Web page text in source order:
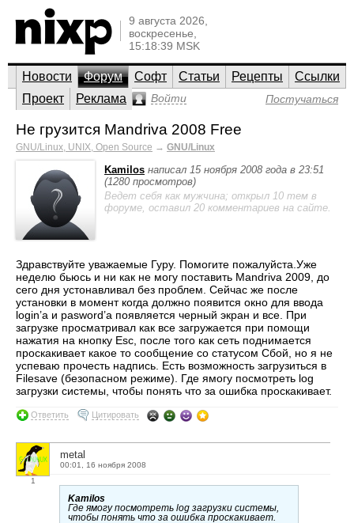
9 августа 2026,
воскресенье,
15:18:39 MSK
Новости Форум Софт Статьи Рецепты
Ссылки
Проект
Реклама Войти Постучаться
Не грузится Mandriva 2008 Free
GNU/Linux, UNIX, Open Source → GNU/Linux
Kamilos написал 15 ноября 2008 года в 23:51
(1280 просмотров)
Ведет себя как мужчина; открыл 10 тем в
форуме, оставил 20 комментариев на сайте.
Здравствуйте уважаемые Гуру. Помогите пожалуйста.Уже
неделю бьюсь и ни как не могу поставить Mandriva 2009, до
сего дня устонавливал без проблем. Сейчас же после
установки в момент когда должно появится окно для ввода
login’а и pasword’а появляется черный экран и все. При
загрузке просматривал как все загружается при помощи
нажатия на кнопку Esc, после того как сеть поднимается
проскакивает какое то сообщение со статусом Сбой, но я не
успеваю прочесть надпись. Есть возможность загрузиться в
Filesave (безопасном режиме). Где ямогу посмотреть log
загрузки системы, чтобы понять что за ошибка проскакивает.
Ответить Цитировать
1
metal
00:01, 16 ноября 2008
Kamilos
Где ямогу посмотреть log загрузки системы,
чтобы понять что за ошибка проскакивает.